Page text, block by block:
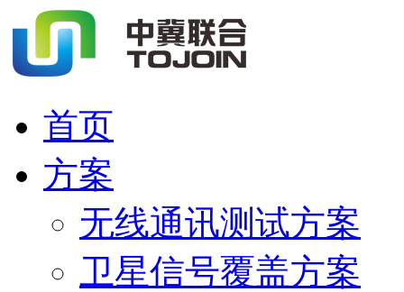
首页
方案
无线通讯测试方案
卫星信号覆盖方案